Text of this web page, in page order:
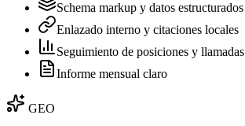
Schema markup y datos estructurados
Enlazado interno y citaciones locales
Seguimiento de posiciones y llamadas
Informe mensual claro
GEO